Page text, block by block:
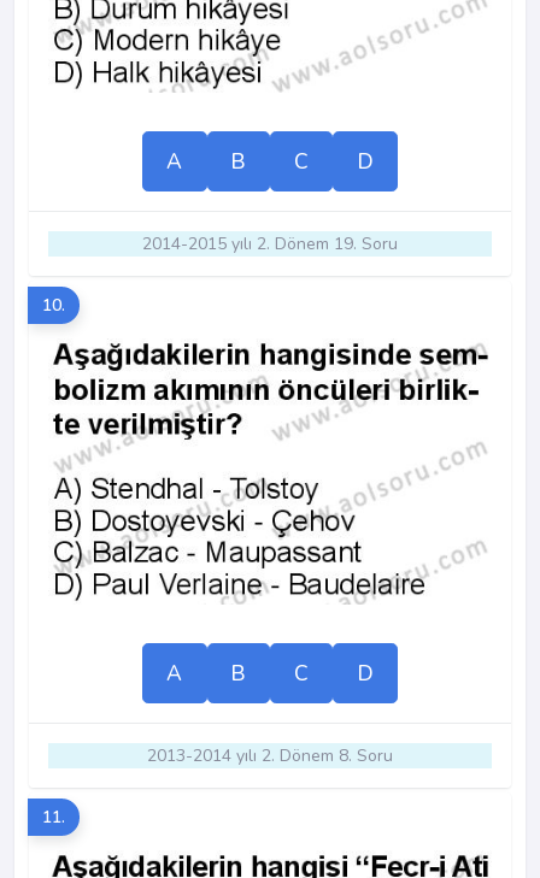
A B C D
2014-2015 yılı 2. Dönem 19. Soru
10.
A B C D
2013-2014 yılı 2. Dönem 8. Soru
11.